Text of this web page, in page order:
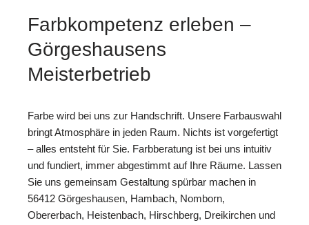
Farbkompetenz erleben –
Görgeshausens
Meisterbetrieb
Farbe wird bei uns zur Handschrift. Unsere Farbauswahl
bringt Atmosphäre in jeden Raum. Nichts ist vorgefertigt
– alles entsteht für Sie. Farbberatung ist bei uns intuitiv
und fundiert, immer abgestimmt auf Ihre Räume. Lassen
Sie uns gemeinsam Gestaltung spürbar machen in
56412 Görgeshausen, Hambach, Nomborn,
Obererbach, Heistenbach, Hirschberg, Dreikirchen und